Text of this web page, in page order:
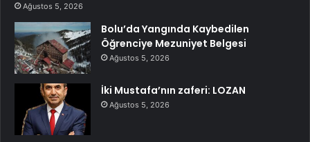
Ağustos 5, 2026
Bolu’da Yangında Kaybedilen
Öğrenciye Mezuniyet Belgesi
Ağustos 5, 2026
İki Mustafa’nın zaferi: LOZAN
Ağustos 5, 2026